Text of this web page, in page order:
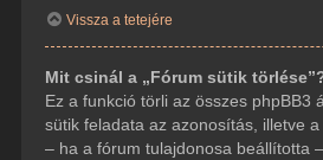
Vissza a tetejére
Mit csinál a „Fórum sütik
Ez a funkció törli az összes phpBB3
sütik feladata az azonosítás, illetve
– ha a fórum tulajdonosa beállította